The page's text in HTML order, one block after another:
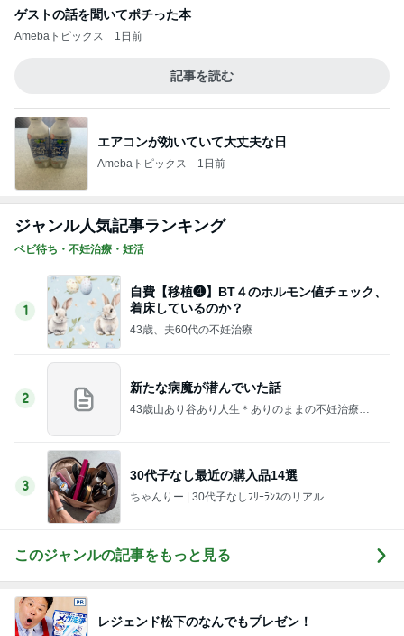
ゲストの話を聞いてポチった本
Amebaトピックス 1日前
記事を読む
エアコンが効いていて大丈夫な日
Amebaトピックス 1日前
ジャンル人気記事ランキング
ベビ待ち・不妊治療・妊活
1
自費【移植❹】BT４のホルモン値チェック、
着床しているのか？
43歳、夫60代の不妊治療
2
新たな病魔が潜んでいた話
43歳山あり谷あり人生＊ありのままの不妊治療ブ
3
30代子なし最近の購入品14選
ちゃんりー | 30代子なしﾌﾘｰﾗﾝｽのリアル
このジャンルの記事をもっと見る
レジェンド松下のなんでもプレゼン！